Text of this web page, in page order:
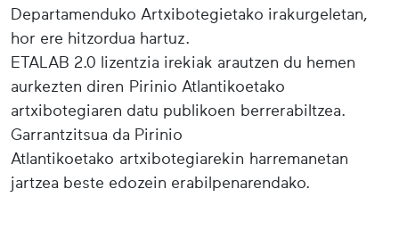
Departamenduko Artxibotegietako irakurgeletan,
hor ere hitzordua hartuz.
ETALAB 2.0 lizentzia irekiak arautzen du hemen
aurkezten diren Pirinio Atlantikoetako
artxibotegiaren datu publikoen berrerabiltzea.
Garrantzitsua da Pirinio
Atlantikoetako artxibotegiarekin harremanetan
jartzea beste edozein erabilpenarendako.